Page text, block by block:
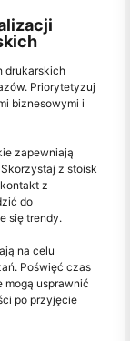
drukarskich
Priorytetyzuj
biznesowymi i
zapewniają
z stoisk
z
do
się trendy.
na celu
Poświęć czas
mogą usprawnić
po przyjęcie